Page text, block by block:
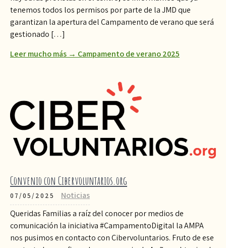
tenemos todos los permisos por parte de la JMD que
garantizan la apertura del Campamento de verano que será
gestionado […]
Leer mucho más → Campamento de verano 2025
Convenio con Cibervoluntarios.org
07/05/2025
Noticias
Queridas Familias a raíz del conocer por medios de
comunicación la iniciativa #CampamentoDigital la AMPA
nos pusimos en contacto con Cibervoluntarios. Fruto de ese